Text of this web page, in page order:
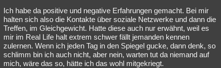
Ich habe da positive und negative Erfahrungen gemacht. Bei mir
halten sich also die Kontakte über soziale Netzwerke und dann die
Treffen, im Gleichgewicht. Hatte diese auch nur erwähnt, weil es
mir im Real Life halt extrem schwer fällt jemanden kennen
zulernen. Wenn ich jeden Tag in den Spiegel gucke, dann denk, so
schlimm bin ich auch nicht, aber nein, warten tut da niemand auf
mich, wäre das so, hätte ich das wohl mitgekriegt.